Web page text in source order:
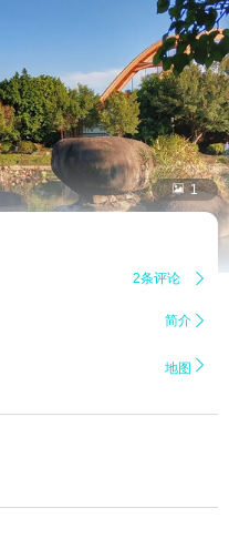
 1
2条评论 
简介 
地图 